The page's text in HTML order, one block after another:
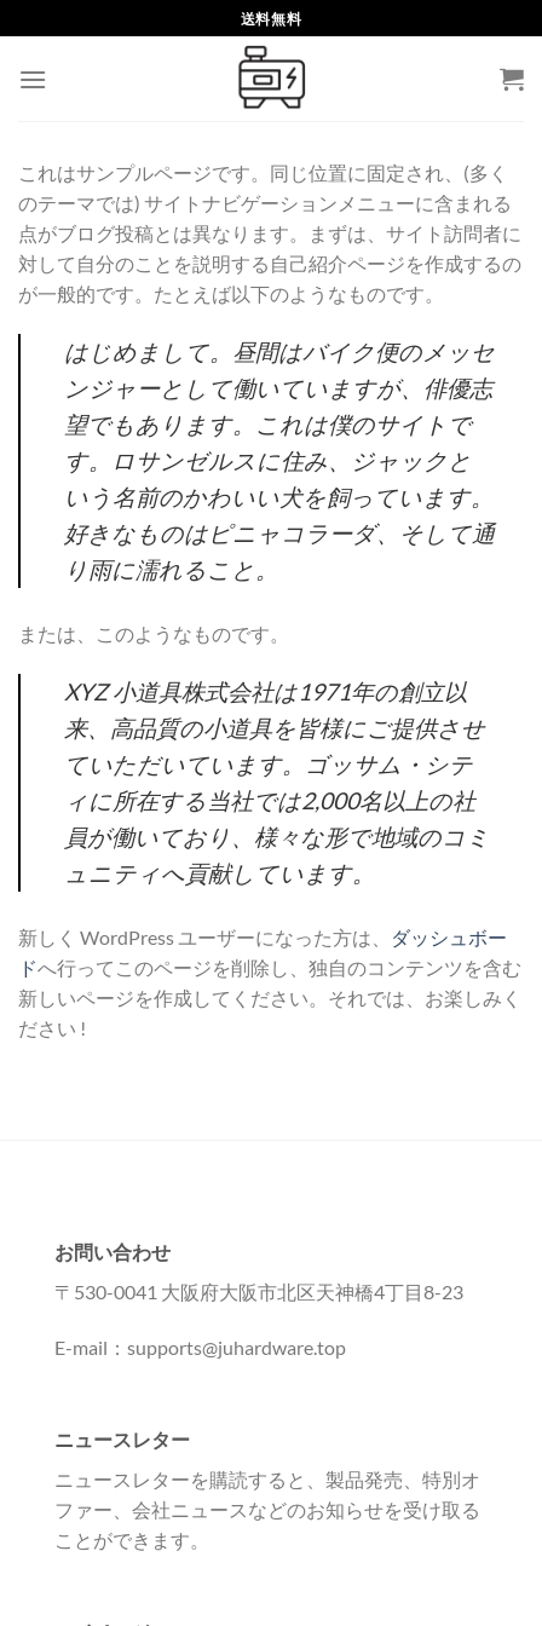
to
content
送料無料
これはサンプルページです。同じ位置に固定され、(多く
のテーマでは) サイトナビゲーションメニューに含まれる
点がブログ投稿とは異なります。まずは、サイト訪問者に
対して自分のことを説明する自己紹介ページを作成するの
が一般的です。たとえば以下のようなものです。
はじめまして。昼間はバイク便のメッセ
ンジャーとして働いていますが、俳優志
望でもあります。これは僕のサイトで
す。ロサンゼルスに住み、ジャックと
いう名前のかわいい犬を飼っています。
好きなものはピニャコラーダ、そして通
り雨に濡れること。
または、このようなものです。
XYZ 小道具株式会社は1971年の創立以
来、高品質の小道具を皆様にご提供させ
ていただいています。ゴッサム・シテ
ィに所在する当社では2,000名以上の社
員が働いており、様々な形で地域のコミ
ュニティへ貢献しています。
新しく WordPress ユーザーになった方は、
ダッシュボー
ドへ行ってこのページを削除し、独自のコンテンツを含む
新しいページを作成してください。それでは、お楽しみく
ださい !
お問い合わせ
〒530-0041 大阪府大阪市北区天神橋4丁目8-23
E-mail：supports@juhardware.top
ニュースレター
ニュースレターを購読すると、製品発売、特別オ
ファー、会社ニュースなどのお知らせを受け取る
ことができます。